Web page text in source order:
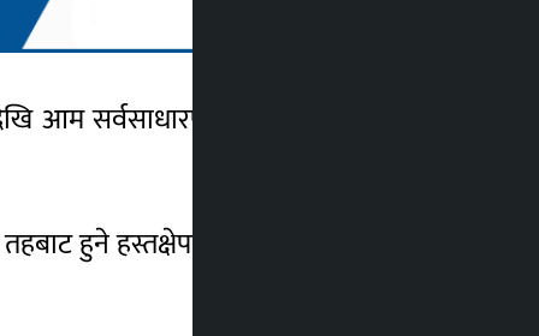
आम सर्वसाधारणसम्मलाई तरङ्गित बनाएको
हुने हस्तक्षेपका कारण असुलीमा अवरोध